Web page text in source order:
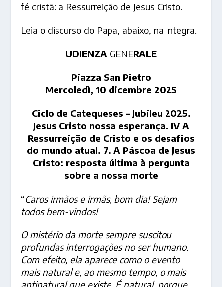
fé cristã: a Ressurreição de Jesus Cristo.
Leia o discurso do Papa, abaixo, na integra.
UDIENZA GENERALE
Piazza San Pietro
Mercoledì, 10 dicembre 2025
Ciclo de Catequeses – Jubileu 2025.
Jesus Cristo nossa esperança. IV A
Ressurreição de Cristo e os desafios
do mundo atual. 7. A Páscoa de Jesus
Cristo: resposta última à pergunta
sobre a nossa morte
“Caros irmãos e irmãs, bom dia! Sejam
todos bem-vindos!
O mistério da morte sempre suscitou
profundas interrogações no ser humano.
Com efeito, ela aparece como o evento
mais natural e, ao mesmo tempo, o mais
antinatural que existe. É natural, porque